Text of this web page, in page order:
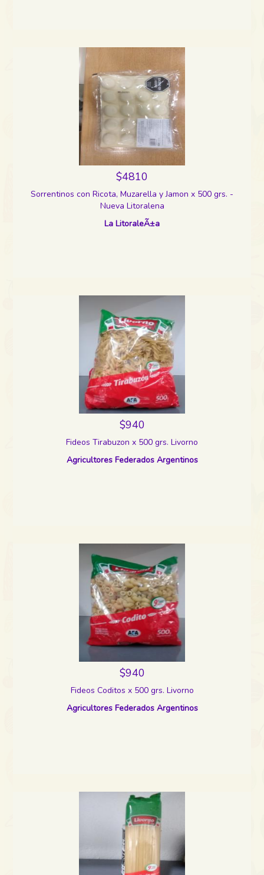
$4810
Sorrentinos con Ricota, Muzarella y Jamon x 500 grs. -
Nueva Litoralena
La LitoraleÃ±a
$940
Fideos Tirabuzon x 500 grs. Livorno
Agricultores Federados Argentinos
$940
Fideos Coditos x 500 grs. Livorno
Agricultores Federados Argentinos